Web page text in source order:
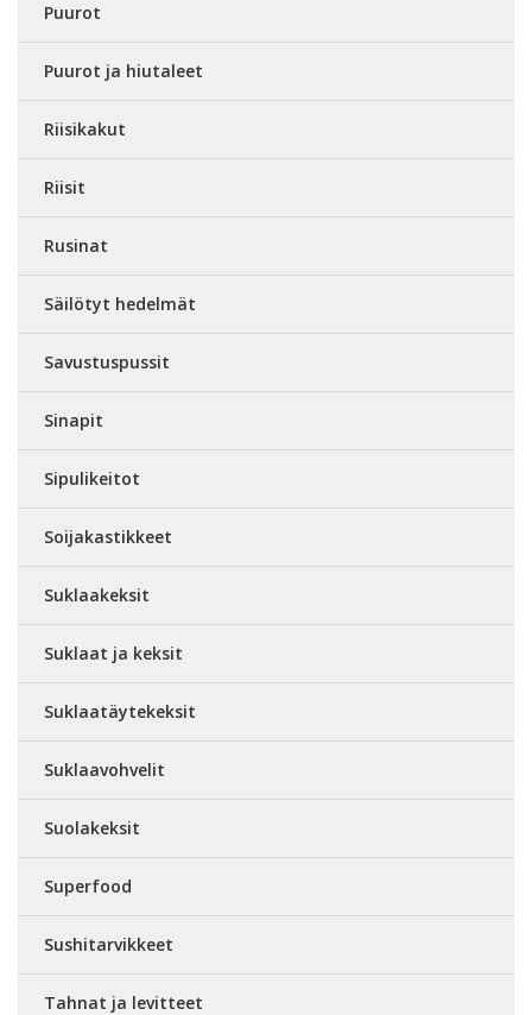
Puurot
Puurot ja hiutaleet
Riisikakut
Riisit
Rusinat
Säilötyt hedelmät
Savustuspussit
Sinapit
Sipulikeitot
Soijakastikkeet
Suklaakeksit
Suklaat ja keksit
Suklaatäytekeksit
Suklaavohvelit
Suolakeksit
Superfood
Sushitarvikkeet
Tahnat ja levitteet